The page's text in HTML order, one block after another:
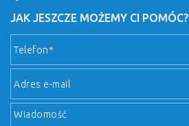
JAK JESZCZE MOŻEMY CI POMÓC?